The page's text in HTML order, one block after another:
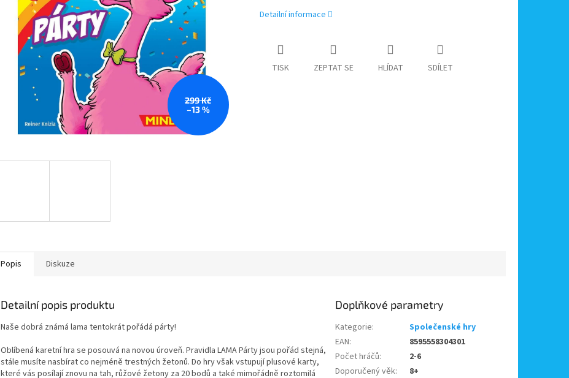
299 Kč
–13 %
Detailní informace
TISK ZEPTAT SE HLÍDAT SDÍLET
Popis Diskuze
Detailní popis produktu
Naše dobrá známá lama tentokrát pořádá párty!
Oblíbená karetní hra se posouvá na novou úroveň. Pravidla LAMA Párty jsou pořád stejná,
stále musíte nasbírat co nejméně trestných žetonů. Do hry však vstupují plusové karty,
které vás posílají znovu na tah, růžové žetony za 20 bodů a také mimořádně roztomilá
Doplňkové parametry
Kategorie:
Společenské hry
EAN:
8595558304301
Počet hráčů:
2-6
Doporučený věk:
8+